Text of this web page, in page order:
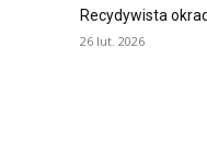
Recydywista
26 lut. 2026